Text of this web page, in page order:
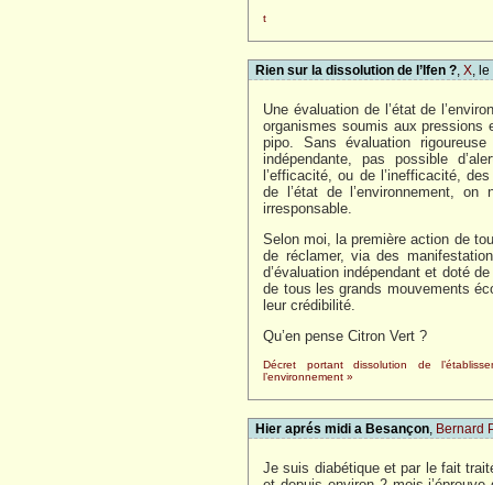
t
Rien sur la dissolution de l’Ifen ? ,X ,
Une évaluation de l’état de
organismes soumis aux pressions
pipo. Sans évaluation
indépendante, pas possible
l’efficacité, ou de l’inefficacité,
de l’état de l’environnement,
irresponsable.
Selon moi, la première action de
de réclamer, via des
d’évaluation indépendant et doté
de tous les grands mouvements
leur crédibilité.
Qu’en pense Citron Vert ?
Décret portant dissolution de
l’environnement »
Hier aprés midi a Besançon Bernard
Je suis diabétique et par le fait